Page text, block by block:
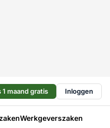
1 maand gratis Inloggen
Werkgeverszaken